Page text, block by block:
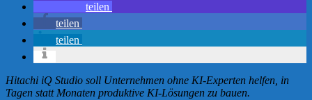
teilen
teilen
teilen
Hitachi iQ Studio soll Unternehmen ohne KI-Experten helfen, in
Tagen statt Monaten produktive KI-Lösungen zu bauen.